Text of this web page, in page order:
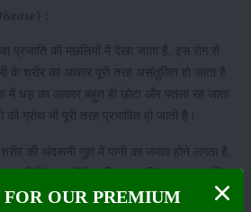
प्रजाति की मछलियों में देखा जाता है, इस रोग से
के शरीर का आकार पूरी तरह असंतुलित हो जाता है
में धड़ का आकार बहुत ही छोटा और पतला रह जाता
ग्रोथ भी पूरी तरह प्रभावित हो जाती है।
की अंदरूनी गुहा में पानी का जमाव होने लगता है,
मछली में गलफड़ों के जरिए बाहर निकल जाना चाहिए
FOR OUR PREMIUM